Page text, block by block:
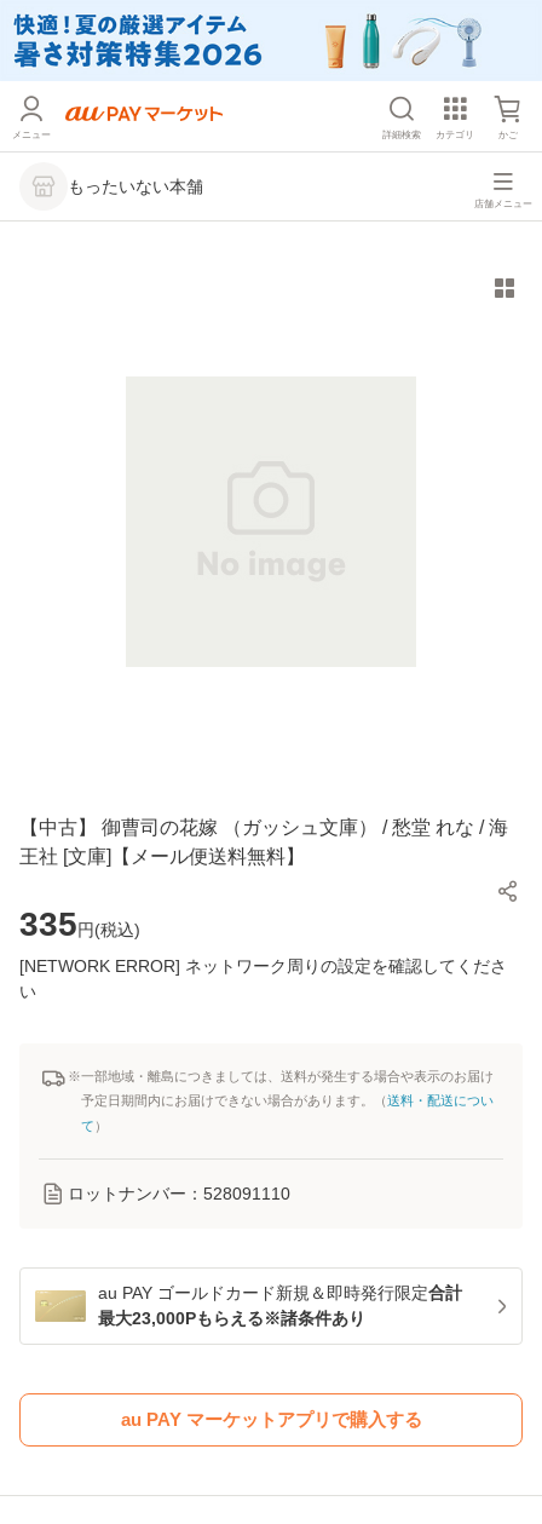
メニュー 詳細検索 カテゴリ かご
もったいない本舗
店舗メニュー
【中古】 御曹司の花嫁 （ガッシュ文庫） / 愁堂 れな / 海
王社 [文庫]【メール便送料無料】
335円(税込)
[NETWORK ERROR] ネットワーク周りの設定を確認してくださ
い
※一部地域・離島につきましては、送料が発生する場合や表示のお届け
予定日期間内にお届けできない場合があります。（送料・配送につい
て ）
ロットナンバー： 528091110
au PAY ゴールドカード新規＆即時発行限定合計
最大23,000Pもらえる※諸条件あり
au PAY マーケットアプリで購入する